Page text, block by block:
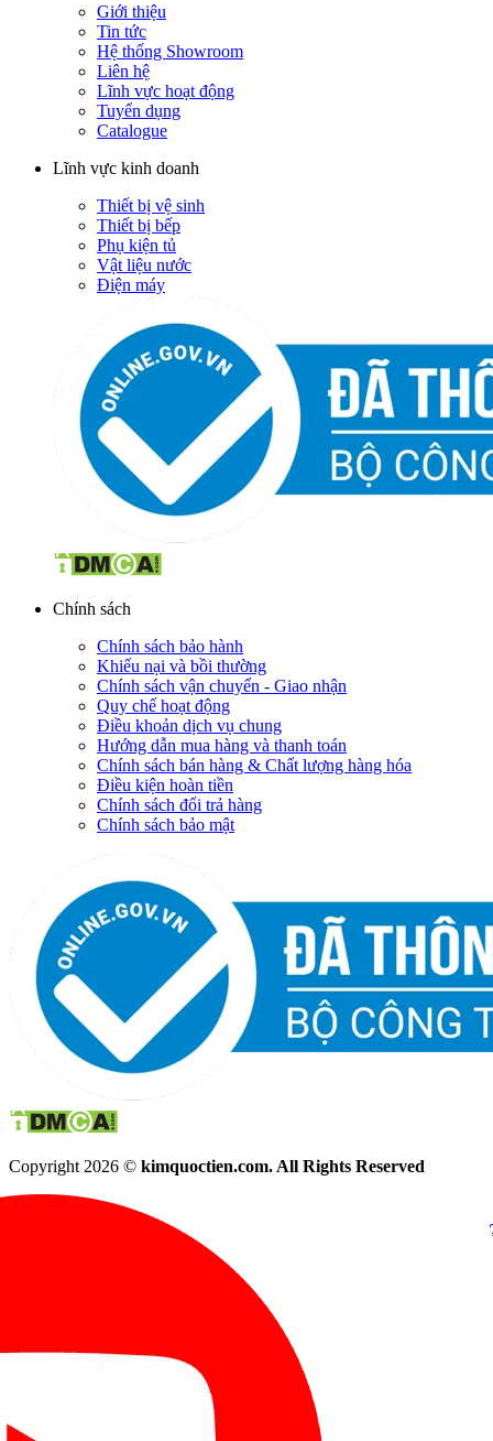
Giới thiệu
Tin tức
Hệ thống Showroom
Liên hệ
Lĩnh vực hoạt động
Tuyển dụng
Catalogue
Lĩnh vực kinh doanh
Thiết bị vệ sinh
Thiết bị bếp
Phụ kiện tủ
Vật liệu nước
Điện máy
Chính sách
Chính sách bảo hành
Khiếu nại và bồi thường
Chính sách vận chuyển - Giao nhận
Quy chế hoạt động
Điều khoản dịch vụ chung
Hướng dẫn mua hàng và thanh toán
Chính sách bán hàng & Chất lượng hàng hóa
Điều kiện hoàn tiền
Chính sách đổi trả hàng
Chính sách bảo mật
Copyright 2026 © kimquoctien.com. All Rights Reserved
(8h00 - 21h30)
(8h00 -